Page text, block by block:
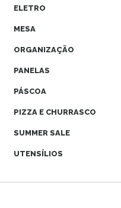
ELETRO
MESA
ORGANIZAÇÃO
PANELAS
PÁSCOA
PIZZA E CHURRASCO
SUMMER SALE
UTENSÍLIOS